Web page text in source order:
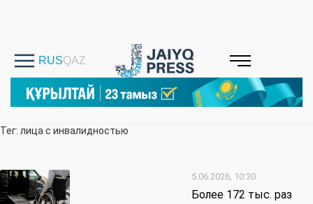
Тег: лица с инвалидностью
5.06.2026, 10:30
Более 172 тыс. раз